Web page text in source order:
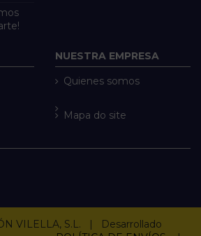
NUESTRA EMPRESA
Quienes somos
Mapa do site
VILELLA, S.L. | Desarrollado